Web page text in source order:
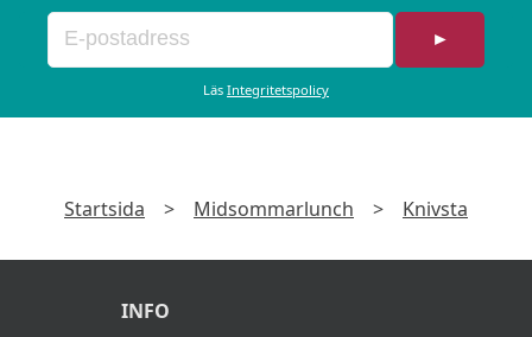
►
Läs Integritetspolicy
Startsida > Midsommarlunch > Knivsta
INFO